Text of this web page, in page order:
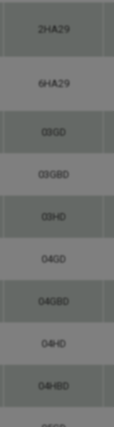
2HA29
6HA29
03GD
03GBD
03HD
04GD
04GBD
04HD
04HBD